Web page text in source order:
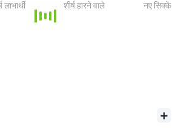
लाभार्थी शीर्ष हारने वाले नए सिक्के